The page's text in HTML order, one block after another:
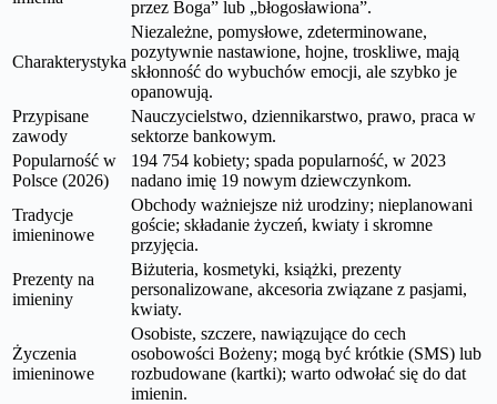
przez Boga” lub „błogosławiona”.
Charakterystyka
Niezależne, pomysłowe, zdeterminowane,
pozytywnie nastawione, hojne, troskliwe, mają
skłonność do wybuchów emocji, ale szybko je
opanowują.
Przypisane
zawody
Nauczycielstwo, dziennikarstwo, prawo, praca w
sektorze bankowym.
Popularność w
Polsce (2026)
194 754 kobiety; spada popularność, w 2023
nadano imię 19 nowym dziewczynkom.
Tradycje
imieninowe
Obchody ważniejsze niż urodziny; nieplanowani
goście; składanie życzeń, kwiaty i skromne
przyjęcia.
Prezenty na
imieniny
Biżuteria, kosmetyki, książki, prezenty
personalizowane, akcesoria związane z pasjami,
kwiaty.
Życzenia
imieninowe
Osobiste, szczere, nawiązujące do cech
osobowości Bożeny; mogą być krótkie (SMS) lub
rozbudowane (kartki); warto odwołać się do dat
imienin.